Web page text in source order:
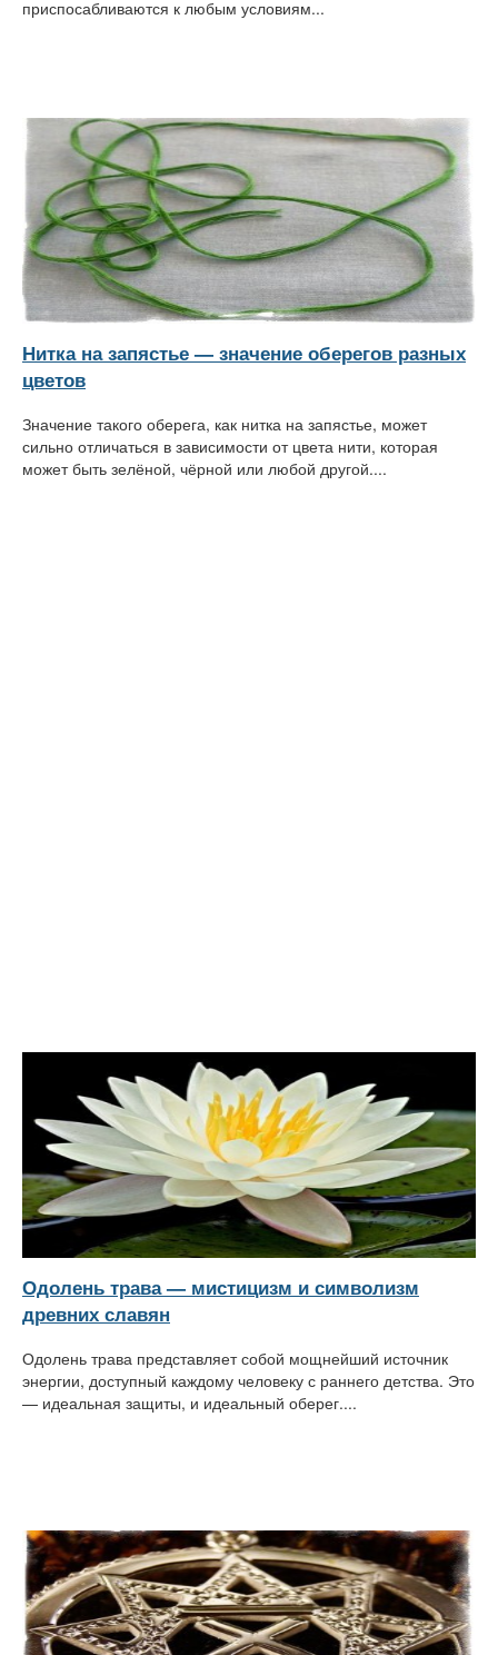
приспосабливаются к любым условиям...
Нитка на запястье — значение оберегов разных
цветов
Значение такого оберега, как нитка на запястье, может
сильно отличаться в зависимости от цвета нити, которая
может быть зелёной, чёрной или любой другой....
Одолень трава — мистицизм и символизм
древних славян
Одолень трава представляет собой мощнейший источник
энергии, доступный каждому человеку с раннего детства. Это
— идеальная защиты, и идеальный оберег....